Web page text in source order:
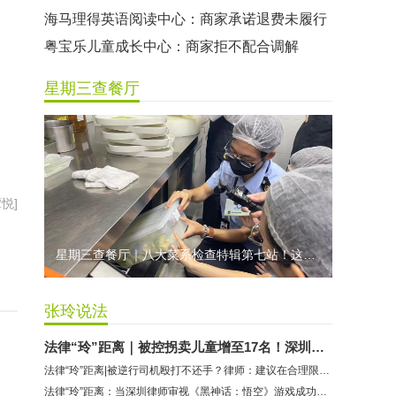
]
曼莎国际美容美发（平湖店）：商家承诺退费未履行
无上悦动健身：商家停业未退费
龅牙兔儿童情商训练营：商家承诺退费未履行
预付式消费退款难 深圳市消委会公开谴责力美健华联店
元宵佳节，发生了“甜蜜的烦恼”该怎么办？
2021年深圳市消费投诉分析报告出炉 教育培训投诉量增长
星期三查餐厅
星期三查餐厅｜八大菜系检查特辑第七站！这家米其林一星人气闽菜餐厅后厨干净吗？
张玲说法
法律“玲”距离｜被控拐卖儿童增至17名！深圳律师解读余华英案